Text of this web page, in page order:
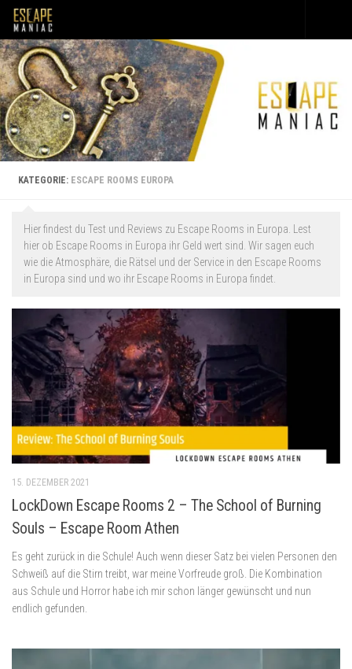
Unter dem Inhalt
KATEGORIE: ESCAPE ROOMS EUROPA
Hier findest du Test und Reviews zu Escape Rooms in Europa. Lest
hier ob Escape Rooms in Europa ihr Geld wert sind. Wir sagen euch
wie die Atmosphäre, die Rätsel und der Service in den Escape Rooms
in Europa sind und wo ihr Escape Rooms in Europa findet.
15. DEZEMBER 2021
LockDown Escape Rooms 2 – The School of Burning
Souls – Escape Room Athen
Es geht zurück in die Schule! Auch wenn dieser Satz bei vielen Personen den
Schweiß auf die Stirn treibt, war meine Vorfreude groß. Die Kombination
aus Schule und Horror habe ich mir schon länger gewünscht und nun
endlich gefunden.